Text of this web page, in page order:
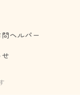
ヘルパー